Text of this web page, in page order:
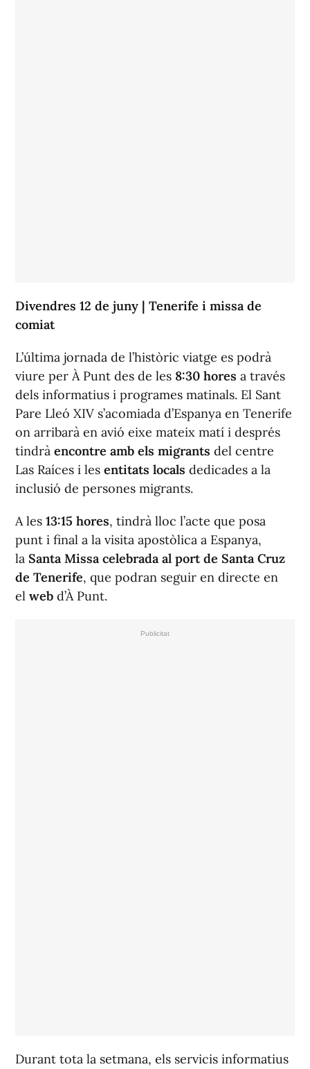
Divendres 12 de juny | Tenerife i missa de
comiat
L’última jornada de l’històric viatge es podrà
viure per À Punt des de les 8:30 hores a través
dels informatius i programes matinals. El Sant
Pare Lleó XIV s’acomiada d’Espanya en Tenerife
on arribarà en avió eixe mateix matí i després
tindrà encontre amb els migrants del centre
Las Raíces i les entitats locals dedicades a la
inclusió de persones migrants.
A les 13:15 hores, tindrà lloc l’acte que posa
punt i final a la visita apostòlica a Espanya,
la Santa Missa celebrada al port de Santa Cruz
de Tenerife, que podran seguir en directe en
el web d’À Punt.
Durant tota la setmana, els servicis informatius